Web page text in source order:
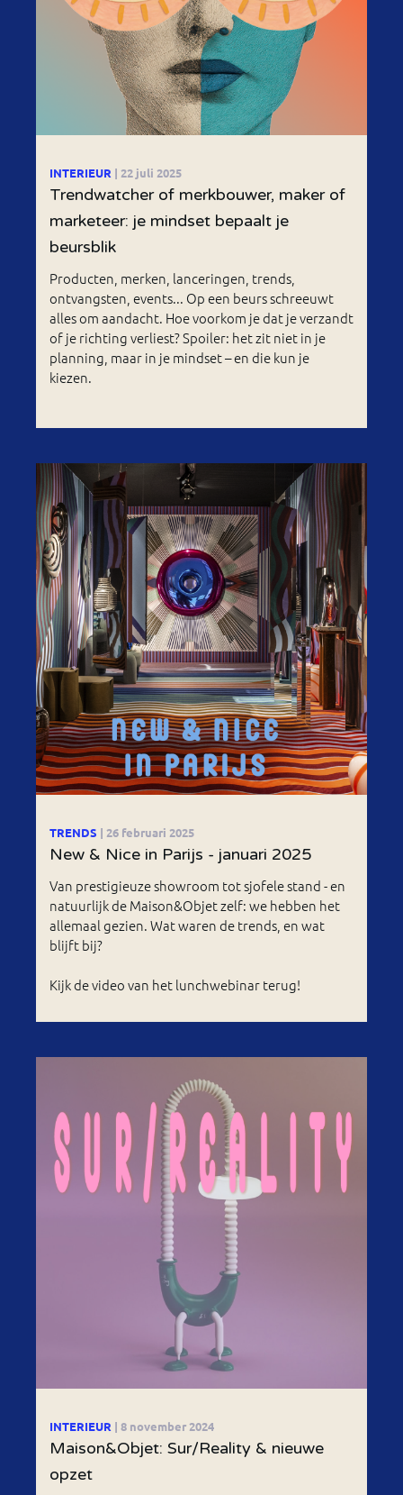
INTERIEUR | 22 juli 2025
Trendwatcher of merkbouwer, maker of
marketeer: je mindset bepaalt je
beursblik
Producten, merken, lanceringen, trends,
ontvangsten, events... Op een beurs schreeuwt
alles om aandacht. Hoe voorkom je dat je verzandt
of je richting verliest? Spoiler: het zit niet in je
planning, maar in je mindset – en die kun je
kiezen.
TRENDS | 26 februari 2025
New & Nice in Parijs - januari 2025
Van prestigieuze showroom tot sjofele stand - en
natuurlijk de Maison&Objet zelf: we hebben het
allemaal gezien. Wat waren de trends, en wat
blijft bij?
Kijk de video van het lunchwebinar terug!
INTERIEUR | 8 november 2024
Maison&Objet: Sur/Reality & nieuwe
opzet